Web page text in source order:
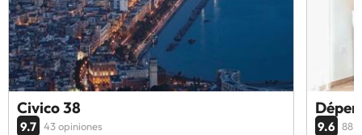
Civico 38
9.7 43 opiniones 9.6 88